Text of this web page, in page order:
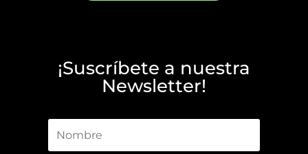
¡Suscríbete a nuestra
Newsletter!